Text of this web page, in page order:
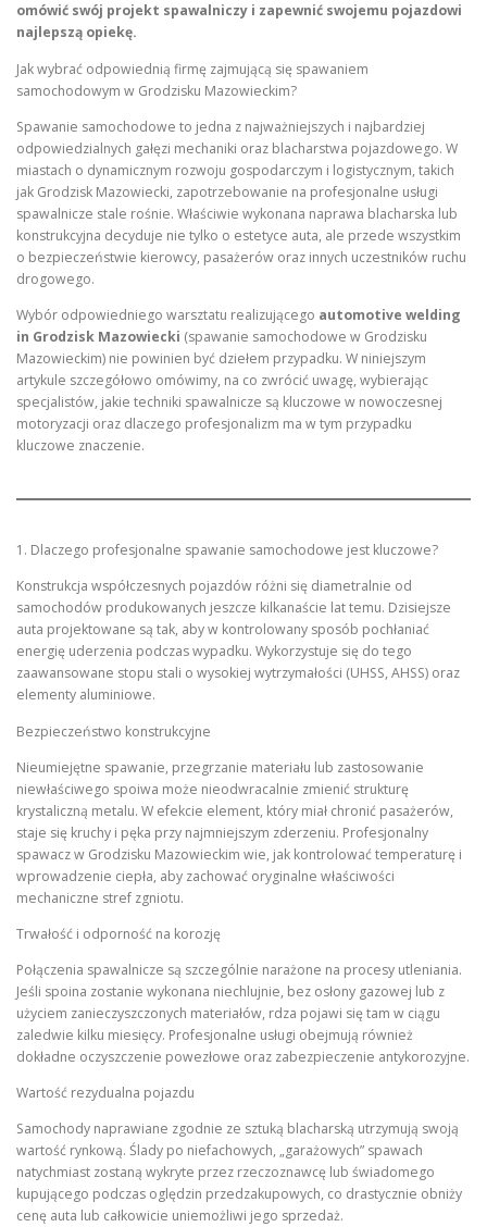
omówić swój projekt spawalniczy i zapewnić swojemu pojazdowi
najlepszą opiekę.
Jak wybrać odpowiednią firmę zajmującą się spawaniem
samochodowym w Grodzisku Mazowieckim?
Spawanie samochodowe to jedna z najważniejszych i najbardziej
odpowiedzialnych gałęzi mechaniki oraz blacharstwa pojazdowego. W
miastach o dynamicznym rozwoju gospodarczym i logistycznym, takich
jak Grodzisk Mazowiecki, zapotrzebowanie na profesjonalne usługi
spawalnicze stale rośnie. Właściwie wykonana naprawa blacharska lub
konstrukcyjna decyduje nie tylko o estetyce auta, ale przede wszystkim
o bezpieczeństwie kierowcy, pasażerów oraz innych uczestników ruchu
drogowego.
Wybór odpowiedniego warsztatu realizującego automotive welding
in Grodzisk Mazowiecki (spawanie samochodowe w Grodzisku
Mazowieckim) nie powinien być dziełem przypadku. W niniejszym
artykule szczegółowo omówimy, na co zwrócić uwagę, wybierając
specjalistów, jakie techniki spawalnicze są kluczowe w nowoczesnej
motoryzacji oraz dlaczego profesjonalizm ma w tym przypadku
kluczowe znaczenie.
1. Dlaczego profesjonalne spawanie samochodowe jest kluczowe?
Konstrukcja współczesnych pojazdów różni się diametralnie od
samochodów produkowanych jeszcze kilkanaście lat temu. Dzisiejsze
auta projektowane są tak, aby w kontrolowany sposób pochłaniać
energię uderzenia podczas wypadku. Wykorzystuje się do tego
zaawansowane stopu stali o wysokiej wytrzymałości (UHSS, AHSS) oraz
elementy aluminiowe.
Bezpieczeństwo konstrukcyjne
Nieumiejętne spawanie, przegrzanie materiału lub zastosowanie
niewłaściwego spoiwa może nieodwracalnie zmienić strukturę
krystaliczną metalu. W efekcie element, który miał chronić pasażerów,
staje się kruchy i pęka przy najmniejszym zderzeniu. Profesjonalny
spawacz w Grodzisku Mazowieckim wie, jak kontrolować temperaturę i
wprowadzenie ciepła, aby zachować oryginalne właściwości
mechaniczne stref zgniotu.
Trwałość i odporność na korozję
Połączenia spawalnicze są szczególnie narażone na procesy utleniania.
Jeśli spoina zostanie wykonana niechlujnie, bez osłony gazowej lub z
użyciem zanieczyszczonych materiałów, rdza pojawi się tam w ciągu
zaledwie kilku miesięcy. Profesjonalne usługi obejmują również
dokładne oczyszczenie powezłowe oraz zabezpieczenie antykorozyjne.
Wartość rezydualna pojazdu
Samochody naprawiane zgodnie ze sztuką blacharską utrzymują swoją
wartość rynkową. Ślady po niefachowych, „garażowych” spawach
natychmiast zostaną wykryte przez rzeczoznawcę lub świadomego
kupującego podczas oględzin przedzakupowych, co drastycznie obniży
cenę auta lub całkowicie uniemożliwi jego sprzedaż.